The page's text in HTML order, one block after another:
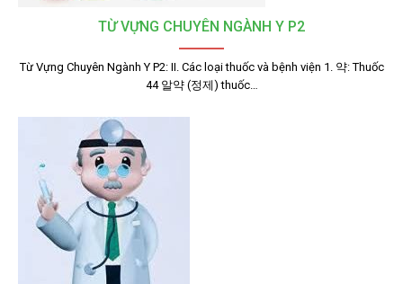
TỪ VỰNG CHUYÊN NGÀNH Y P2
Từ Vựng Chuyên Ngành Y P2: II. Các loại thuốc và bệnh viện 1. 약: Thuốc
44 알약 (정제) thuốc…